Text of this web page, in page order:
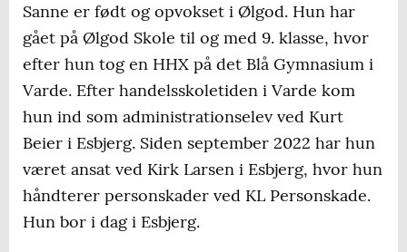
Sanne er født og opvokset i Ølgod. Hun har
gået på Ølgod Skole til og med 9. klasse, hvor
efter hun tog en HHX på det Blå Gymnasium i
Varde. Efter handelsskoletiden i Varde kom
hun ind som administrationselev ved Kurt
Beier i Esbjerg. Siden september 2022 har hun
været ansat ved Kirk Larsen i Esbjerg, hvor hun
håndterer personskader ved KL Personskade.
Hun bor i dag i Esbjerg.